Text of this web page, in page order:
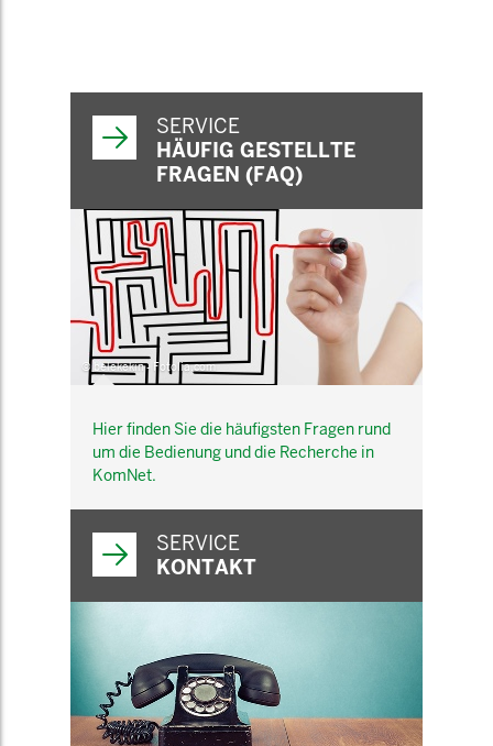
SERVICE
HÄUFIG GESTELLTE
FRAGEN (FAQ)
© belekekin - Fotolia.com
Hier finden Sie die häufigsten Fragen rund
um die Bedienung und die Recherche in
KomNet.
SERVICE
KONTAKT